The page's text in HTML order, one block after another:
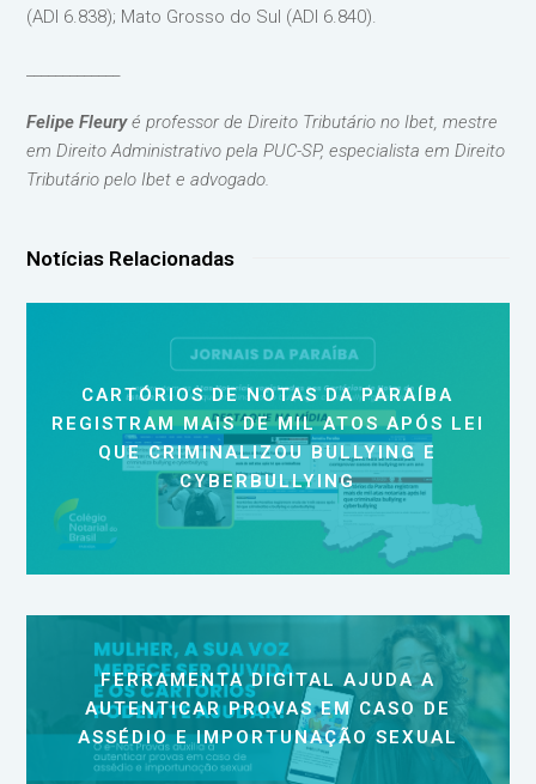
(ADI 6.838); Mato Grosso do Sul (ADI 6.840).
Felipe Fleuryé professor de Direito Tributário no Ibet, mestre
em Direito Administrativo pela PUC-SP, especialista em Direito
Tributário pelo Ibet e advogado.
Notícias Relacionadas
CARTÓRIOS DE NOTAS DA PARAÍBA
REGISTRAM MAIS DE MIL ATOS APÓS LEI
QUE CRIMINALIZOU BULLYING E
CYBERBULLYING
FERRAMENTA DIGITAL AJUDA A
AUTENTICAR PROVAS EM CASO DE
ASSÉDIO E IMPORTUNAÇÃO SEXUAL